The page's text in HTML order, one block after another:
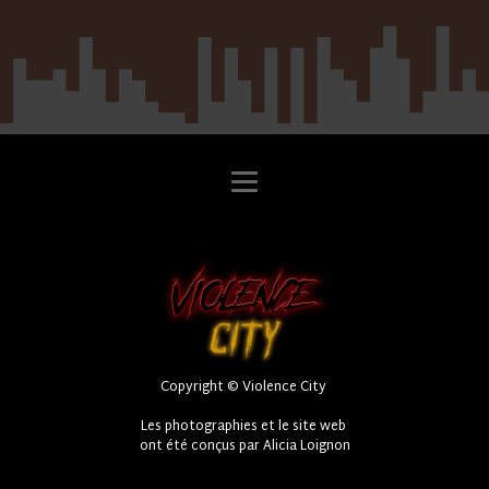
Copyright © Violence City
Les photographies et le site web
ont été conçus par Alicia Loignon